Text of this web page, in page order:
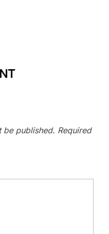
be published. Required